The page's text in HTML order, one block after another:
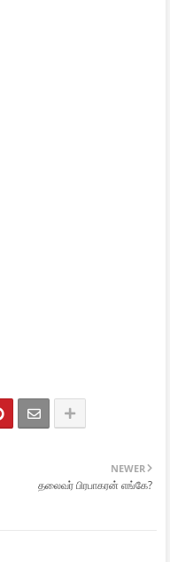
NEWER
தலைவர் பிரபாகரன் எங்கே?